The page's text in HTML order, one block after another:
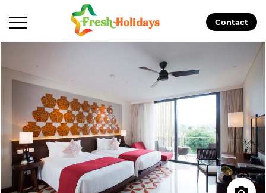
Contact